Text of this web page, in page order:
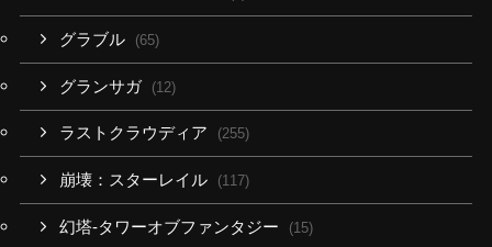
グラブル (65)
グランサガ (12)
ラストクラウディア (255)
崩壊：スターレイル (117)
幻塔-タワーオブファンタジー (15)